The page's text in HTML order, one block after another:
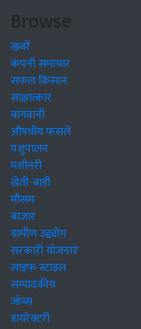
Browse
खबरें
कंपनी समाचार
सफल किसान
साक्षात्कार
बागवानी
औषधीय फसलें
पशुपालन
मशीनरी
खेती-बाड़ी
मौसम
बाजार
ग्रामीण उद्द्योग
सरकारी योजनाएं
लाइफ स्टाइल
सम्पादकीय
जॉब्स
डायरेक्टरी